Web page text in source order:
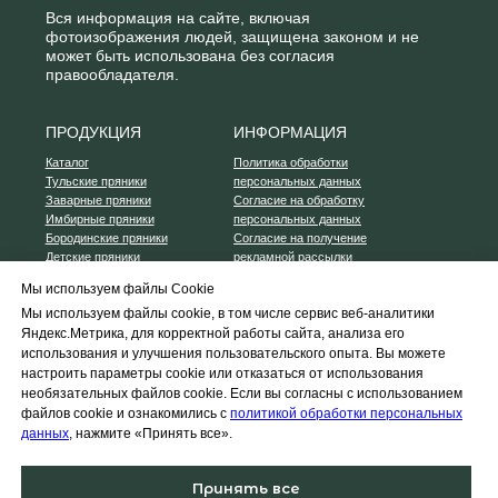
Мы используем файлы Cookie
Мы используем файлы cookie, в том числе сервис веб-аналитики
Яндекс.Метрика, для корректной работы сайта, анализа его
использования и улучшения пользовательского опыта. Вы можете
настроить параметры cookie или отказаться от использования
необязательных файлов cookie. Если вы согласны с использованием
файлов cookie и ознакомились с политикой обработки персональных
данных, нажмите «Принять все».
Принять все